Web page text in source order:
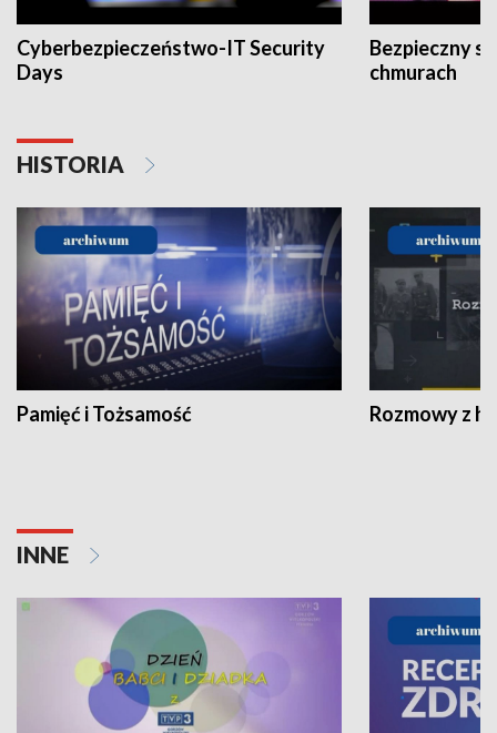
Cyberbezpieczeństwo-IT Security
Days
Bezpieczny
chmurach
HISTORIA
Pamięć i Tożsamość Rozmowy z
INNE